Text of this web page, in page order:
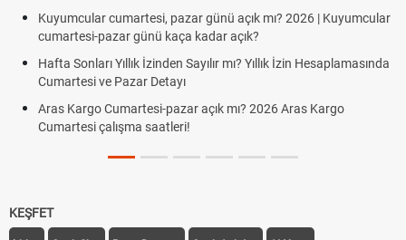
cumartesi, pazar günü açık mı? 2026 | Kuyumcular
pazar günü kaça kadar açık?
Yıllık İzinden Sayılır mı? Yıllık İzin Hesaplamasında
ve Pazar Detayı
Cumartesi-pazar açık mı? 2026 Aras Kargo
çalışma saatleri!
KEŞFET